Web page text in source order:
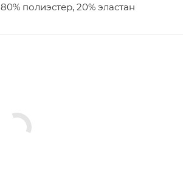
80% полиэстер, 20% эластан